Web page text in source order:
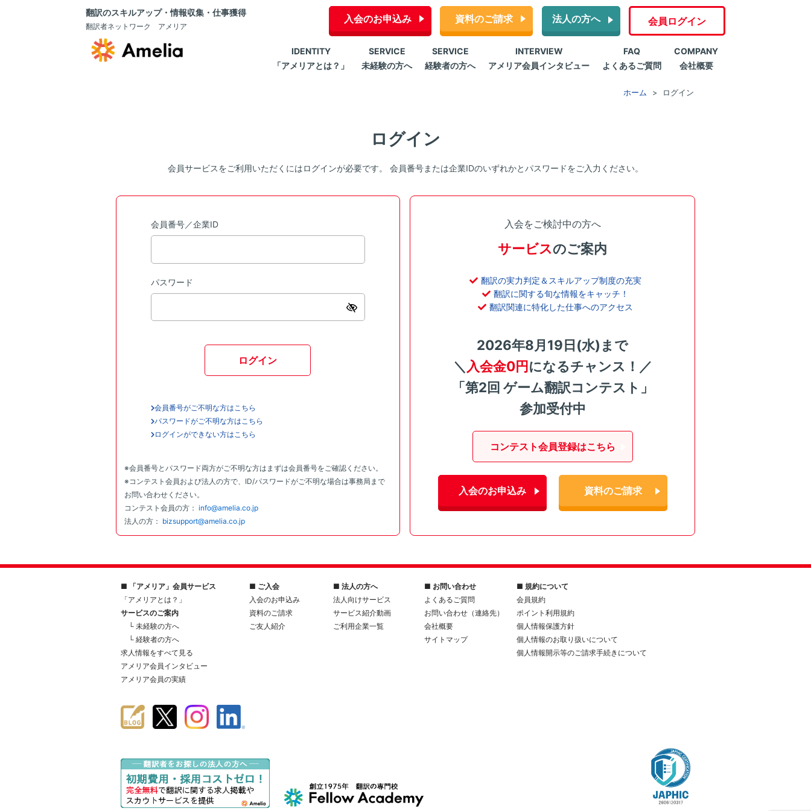
翻訳のスキルアップ・情報収集・仕事獲得
翻訳者ネットワーク アメリア
入会のお申込み 資料のご請求 法人の方へ 会員ログイン
IDENTITY
「アメリアとは？」
SERVICE
未経験の方へ
SERVICE
経験者の方へ
INTERVIEW
アメリア会員インタビュー
FAQ
よくあるご質問
COMPANY
会社概要
ホーム ログイン
ログイン
会員サービスをご利用いただくにはログインが必要です。 会員番号または企業IDのいずれかとパスワードをご入力ください。
会員番号／企業ID
パスワード
ログイン
会員番号がご不明な方はこちら
パスワードがご不明な方はこちら
ログインができない方はこちら
※会員番号とパスワード両方がご不明な方はまずは会員番号をご確認ください。
※コンテスト会員および法人の方で、ID/パスワードがご不明な場合は事務局まで
お問い合わせください。
コンテスト会員の方： info@amelia.co.jp
法人の方： bizsupport@amelia.co.jp
入会をご検討中の方へ
サービスのご案内
翻訳の実力判定＆スキルアップ制度の充実
翻訳に関する旬な情報をキャッチ！
翻訳関連に特化した仕事へのアクセス
2026年8月19日(水)まで
＼ 入会金0円になるチャンス！／
「第2回 ゲーム翻訳コンテスト」
参加受付中
コンテスト会員登録はこちら
入会のお申込み 資料のご請求
■ 「アメリア」会員サービス
「アメリアとは？」
サービスのご案内
└ 未経験の方へ
└ 経験者の方へ
求人情報をすべて見る
アメリア会員インタビュー
アメリア会員の実績
■ ご入会
入会のお申込み
資料のご請求
ご友人紹介
■ 法人の方へ
法人向けサービス
サービス紹介動画
ご利用企業一覧
■ お問い合わせ
よくあるご質問
お問い合わせ（連絡先）
会社概要
サイトマップ
■ 規約について
会員規約
ポイント利用規約
個人情報保護方針
個人情報のお取り扱いについて
個人情報開示等のご請求手続きについて